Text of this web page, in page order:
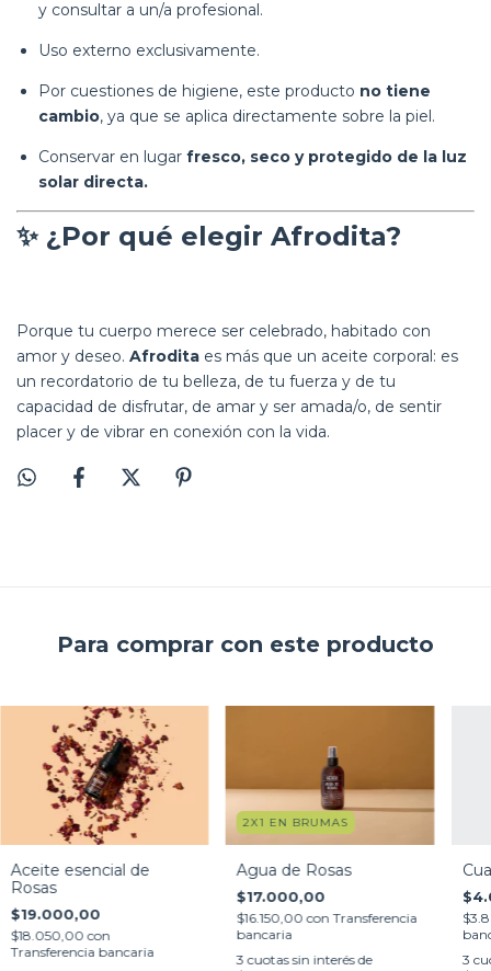
y consultar a un/a profesional.
Uso externo exclusivamente.
Por cuestiones de higiene, este producto no tiene
cambio, ya que se aplica directamente sobre la piel.
Conservar en lugar fresco, seco y protegido de la luz
solar directa.
✨ ¿Por qué elegir Afrodita?
Porque tu cuerpo merece ser celebrado, habitado con
amor y deseo. Afrodita es más que un aceite corporal: es
un recordatorio de tu belleza, de tu fuerza y de tu
capacidad de disfrutar, de amar y ser amada/o, de sentir
placer y de vibrar en conexión con la vida.
Para comprar con este producto
Aceite esencial de
Rosas
$19.000,00
$18.050,00con
Transferencia bancaria
2X1 EN BRUMAS
Agua de Rosas
$17.000,00
$16.150,00con Transferencia
bancaria
3 cuotas sin interés de
3